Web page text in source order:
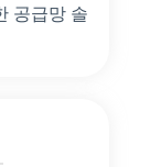
공급망 솔